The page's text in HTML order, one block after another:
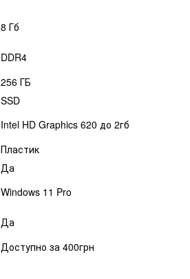
8 Гб
DDR4
256 ГБ
SSD
Intel HD Graphics 620 до 2гб
Пластик
Да
Windows 11 Pro
Да
Доступно за 400грн